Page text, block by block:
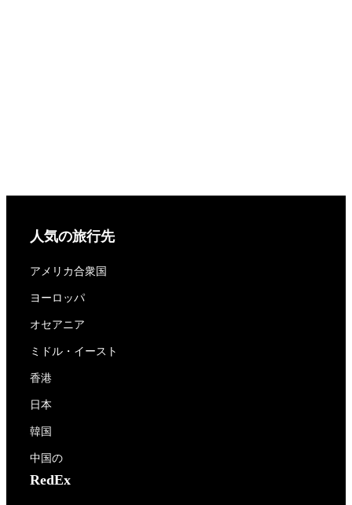
人気の旅行先
アメリカ合衆国
ヨーロッパ
オセアニア
ミドル・イースト
香港
日本
韓国
中国の
RedEx